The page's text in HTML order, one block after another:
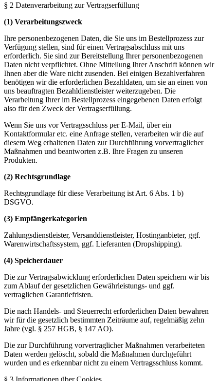
§ 2 Datenverarbeitung zur Vertragserfüllung
(1) Verarbeitungszweck
Ihre personenbezogenen Daten, die Sie uns im Bestellprozess zur
Verfügung stellen, sind für einen Vertragsabschluss mit uns
erforderlich. Sie sind zur Bereitstellung Ihrer personenbezogenen
Daten nicht verpflichtet. Ohne Mitteilung Ihrer Anschrift können wir
Ihnen aber die Ware nicht zusenden. Bei einigen Bezahlverfahren
benötigen wir die erforderlichen Bezahldaten, um sie an einen von
uns beauftragten Bezahldienstleister weiterzugeben. Die
Verarbeitung Ihrer im Bestellprozess eingegebenen Daten erfolgt
also für den Zweck der Vertragserfüllung.
Wenn Sie uns vor Vertragsschluss per E-Mail, über ein
Kontaktformular etc. eine Anfrage stellen, verarbeiten wir die auf
diesem Weg erhaltenen Daten zur Durchführung vorvertraglicher
Maßnahmen und beantworten z.B. Ihre Fragen zu unseren
Produkten.
(2) Rechtsgrundlage
Rechtsgrundlage für diese Verarbeitung ist Art. 6 Abs. 1 b)
DSGVO.
(3) Empfängerkategorien
Zahlungsdienstleister, Versanddienstleister, Hostinganbieter, ggf.
Warenwirtschaftssystem, ggf. Lieferanten (Dropshipping).
(4) Speicherdauer
Die zur Vertragsabwicklung erforderlichen Daten speichern wir bis
zum Ablauf der gesetzlichen Gewährleistungs- und ggf.
vertraglichen Garantiefristen.
Die nach Handels- und Steuerrecht erforderlichen Daten bewahren
wir für die gesetzlich bestimmten Zeiträume auf, regelmäßig zehn
Jahre (vgl. § 257 HGB, § 147 AO).
Die zur Durchführung vorvertraglicher Maßnahmen verarbeiteten
Daten werden gelöscht, sobald die Maßnahmen durchgeführt
wurden und es erkennbar nicht zu einem Vertragsschluss kommt.
§ 3 Informationen über Cookies